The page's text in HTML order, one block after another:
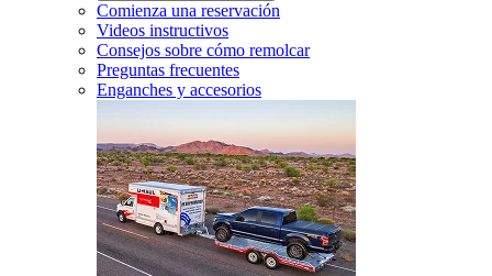
Comienza una reservación
Videos instructivos
Consejos sobre cómo remolcar
Preguntas frecuentes
Enganches y accesorios